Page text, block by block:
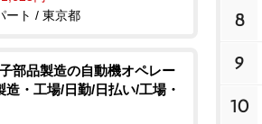
ート / 東京都
子部品製造の自動機オペレー
造・工場/日勤/日払い/工場・
8
9
10